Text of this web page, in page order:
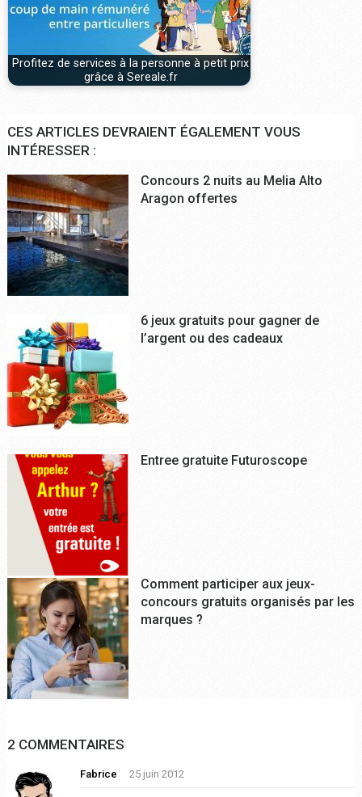
Profitez de services à la personne à petit prix
grâce à Sereale.fr
CES ARTICLES DEVRAIENT ÉGALEMENT VOUS
INTÉRESSER :
Concours 2 nuits au Melia Alto
Aragon offertes
6 jeux gratuits pour gagner de
l’argent ou des cadeaux
Entree gratuite Futuroscope
Comment participer aux jeux-
concours gratuits organisés par les
marques ?
2 COMMENTAIRES
Fabrice 25 juin 2012